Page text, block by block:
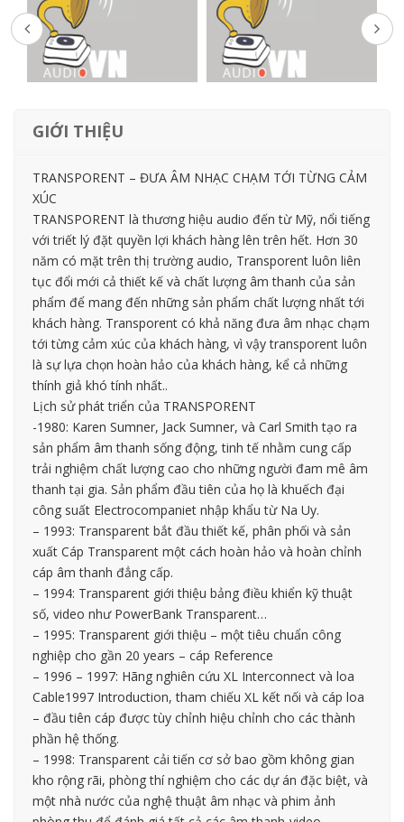
GIỚI THIỆU
TRANSPORENT – ĐƯA ÂM NHẠC CHẠM TỚI TỪNG CẢM
XÚC
TRANSPORENT là thương hiệu audio đến từ Mỹ, nổi tiếng
với triết lý đặt quyền lợi khách hàng lên trên hết. Hơn 30
năm có mặt trên thị trường audio, Transporent luôn liên
tục đổi mới cả thiết kế và chất lượng âm thanh của sản
phẩm để mang đến những sản phẩm chất lượng nhất tới
khách hàng. Transporent có khả năng đưa âm nhạc chạm
tới từng cảm xúc của khách hàng, vì vậy transporent luôn
là sự lựa chọn hoàn hảo của khách hàng, kể cả những
thính giả khó tính nhất..
Lịch sử phát triển của TRANSPORENT
-1980: Karen Sumner, Jack Sumner, và Carl Smith tạo ra
sản phẩm âm thanh sống động, tinh tế nhằm cung cấp
trải nghiệm chất lượng cao cho những người đam mê âm
thanh tại gia. Sản phẩm đầu tiên của họ là khuếch đại
công suất Electrocompaniet nhập khẩu từ Na Uy.
– 1993: Transparent bắt đầu thiết kế, phân phối và sản
xuất Cáp Transparent một cách hoàn hảo và hoàn chỉnh
cáp âm thanh đẳng cấp.
– 1994: Transparent giới thiệu bảng điều khiển kỹ thuật
số, video như PowerBank Transparent…
– 1995: Transparent giới thiệu – một tiêu chuẩn công
nghiệp cho gần 20 years – cáp Reference
– 1996 – 1997: Hãng nghiên cứu XL Interconnect và loa
Cable1997 Introduction, tham chiếu XL kết nối và cáp loa
– đầu tiên cáp được tùy chỉnh hiệu chỉnh cho các thành
phần hệ thống.
– 1998: Transparent cải tiến cơ sở bao gồm không gian
kho rộng rãi, phòng thí nghiệm cho các dự án đặc biệt, và
một nhà nước của nghệ thuật âm nhạc và phim ảnh